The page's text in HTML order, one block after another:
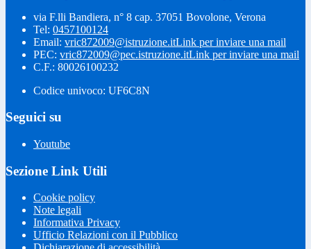
via F.lli Bandiera, n° 8 cap. 37051 Bovolone, Verona
Tel: 0457100124
Email: vric872009@istruzione.itLink per inviare una mail
PEC: vric872009@pec.istruzione.itLink per inviare una mail
C.F.: 80026100232
Codice univoco: UF6C8N
Seguici su
Youtube
Sezione Link Utili
Cookie policy
Note legali
Informativa Privacy
Ufficio Relazioni con il Pubblico